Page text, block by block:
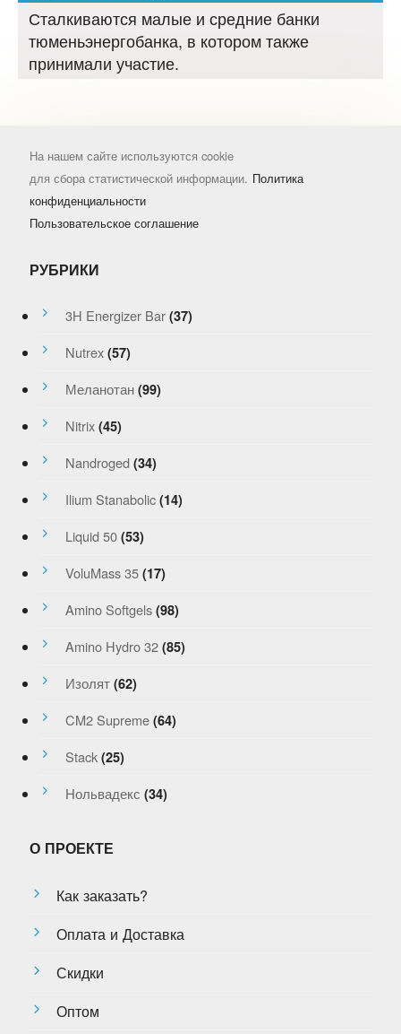
Сталкиваются малые и средние банки
тюменьэнергобанка, в котором также
принимали участие.
На нашем сайте используются cookie
для сбора статистической информации. Политика
конфиденциальности
Пользовательское соглашение
РУБРИКИ
3H Energizer Bar (37)
Nutrex (57)
Меланотан (99)
Nitrix (45)
Nandroged (34)
Ilium Stanabolic (14)
Liquid 50 (53)
VoluMass 35 (17)
Amino Softgels (98)
Amino Hydro 32 (85)
Изолят (62)
CM2 Supreme (64)
Stack (25)
Нольвадекс (34)
О ПРОЕКТЕ
Как заказать?
Оплата и Доставка
Скидки
Оптом